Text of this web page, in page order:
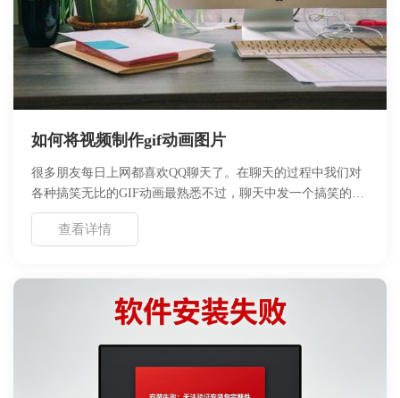
如何将视频制作gif动画图片
很多朋友每日上网都喜欢QQ聊天了。在聊天的过程中我们对
各种搞笑无比的GIF动画最熟悉不过，聊天中发一个搞笑的
GIF图片给朋友们特别受人欢迎，特别是那些视频画面中的gif
动画图片，让人忍俊不禁、影响深刻。一个好的gif动画图片
片那就好了，但是制作gif动画图片对于很多朋友都是难事
啊，有没有简单的将视频制作gif动画图片的方法呢？
查看详情